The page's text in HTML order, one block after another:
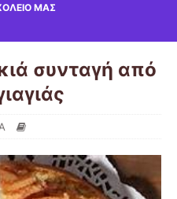
ΜΑΣ
συνταγή από